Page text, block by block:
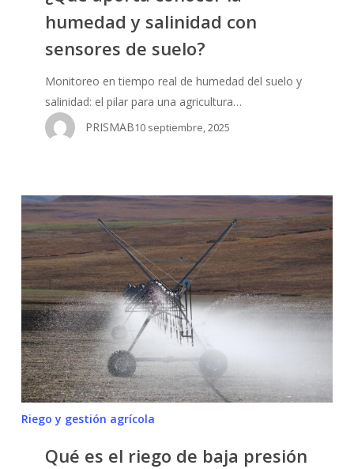
humedad y salinidad con
sensores de suelo?
Monitoreo en tiempo real de humedad del suelo y
salinidad: el pilar para una agricultura…
PRISMAB10 septiembre, 2025
Qué
es
el
riego
de
baja
presión
y
cómo
ayuda
reducir
Riego y gestión agrícola
Qué es el riego de baja presión